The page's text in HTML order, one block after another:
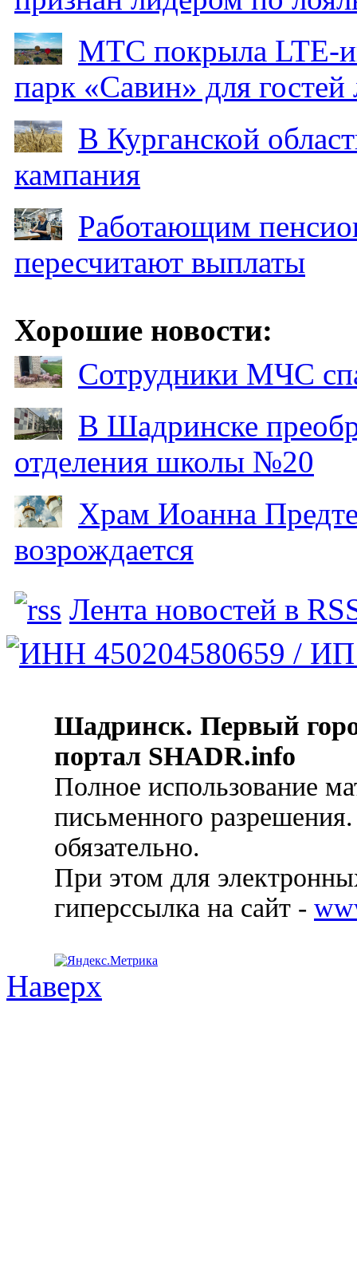
МТС покрыла LTE-
парк «Савин» для гостей
В Курганской
кампания
Работающим
пересчитают выплаты
Хорошие новости:
Сотрудники МЧС
В Шадринске
отделения школы №20
Храм Иоанна
возрождается
Лента новостей в
Шадринск. Первый
портал SHADR.info
Полное использование
письменного
обязательно.
При этом для
гиперссылка на сайт -
Наверх